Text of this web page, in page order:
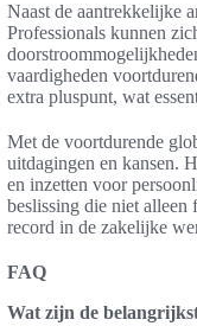
Naast de aantrekkelijke
Professionals kunnen
vaardigheden
extra pluspunt, wat
Met de voortdurende
uitdagingen en kansen.
en inzetten voor
beslissing die niet alleen
record in de zakelijke
FAQ
Wat zijn de